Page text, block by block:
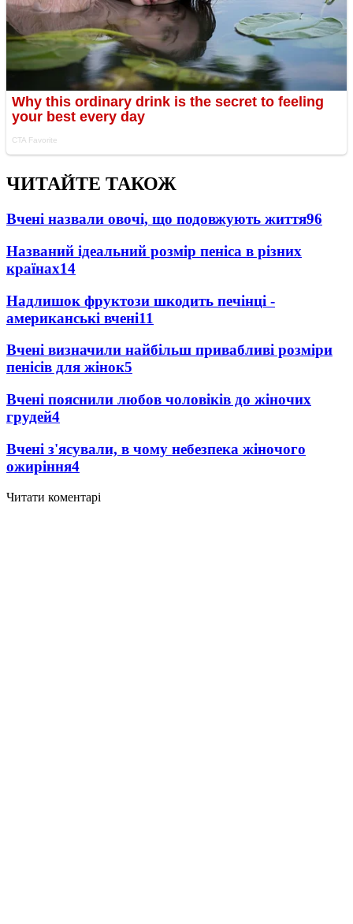
ЧИТАЙТЕ ТАКОЖ
Вчені назвали овочі, що подовжують життя96
Названий ідеальний розмір пеніса в різних
країнах14
Надлишок фруктози шкодить печінці -
американські вчені11
Вчені визначили найбільш привабливі розміри
пенісів для жінок5
Вчені пояснили любов чоловіків до жіночих
грудей4
Вчені з'ясували, в чому небезпека жіночого
ожиріння4
Читати коментарі